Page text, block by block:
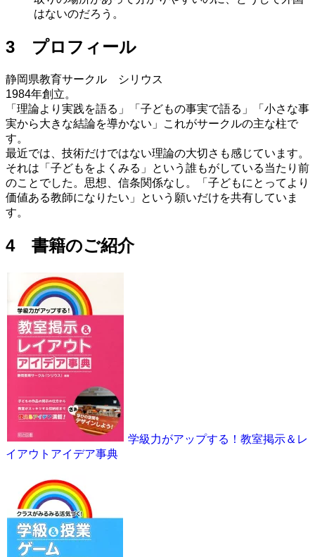
はないのだろう。
3 プロフィール
静岡県教育サークル シリウス
1984年創立。
「理論より実践を語る」「子どもの事実で語る」「小さな事
実から大きな結論を導かない」これがサークルの主な柱で
す。
最近では、技術だけではない理論の大切さも感じています。
それは「子どもをよくみる」という誰もがしている当たり前
のことでした。思想、信条関係なし。「子どもにとってより
価値ある教師になりたい」という願いだけを共有していま
す。
4 書籍のご紹介
学級力がアップする！教室掲示＆レ
イアウトアイデア事典